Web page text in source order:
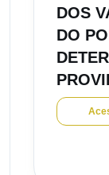
DOS
DO